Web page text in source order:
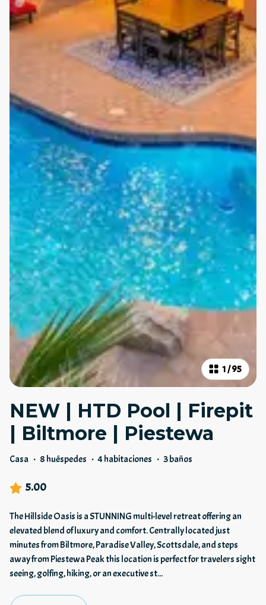
1/95
NEW | HTD Pool | Firepit
| Biltmore | Piestewa
Casa · 8 huéspedes · 4 habitaciones · 3 baños
5.00
The Hillside Oasis is a STUNNING multi-level retreat offering an
elevated blend of luxury and comfort. Centrally located just
minutes from Biltmore, Paradise Valley, Scottsdale, and steps
away from Piestewa Peak this location is perfect for travelers sight
seeing, golfing, hiking, or an executive st...